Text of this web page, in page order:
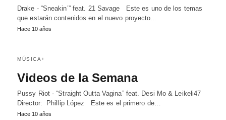
Drake - “Sneakin’” feat. 21 Savage Este es uno de los temas
que estarán contenidos en el nuevo proyecto…
Hace 10 años
MÚSICA+
Videos de la Semana
Pussy Riot - “Straight Outta Vagina” feat. Desi Mo & Leikeli47
Director: Phillip López Este es el primero de…
Hace 10 años